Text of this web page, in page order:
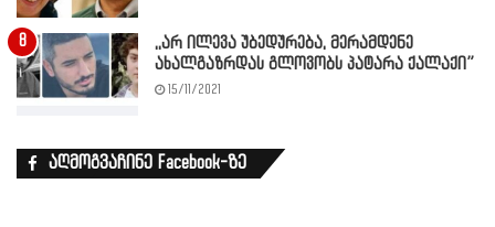
,,არ ილევა უბედურება, მერამდენე
ახალგაზრდას გლოვობს პატარა ქალაქი”
15/11/2021
აღმოგვაჩინე Facebook-ზე